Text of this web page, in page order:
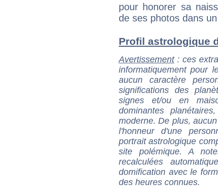
pour honorer sa
de ses photos dans
Profil astrologique
Avertissement: ces
informatiquement pour
aucun caractère
significations des
signes et/ou en
dominantes
moderne. De plus,
l'honneur d'une
portrait astrologique
site polémique. A
recalculées
domification avec le
des heures connues.